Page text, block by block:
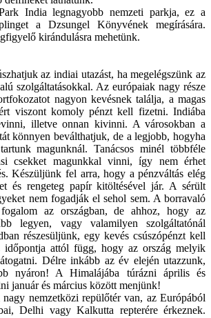
India legnagyobb nemzeti parkja, ez a
a Dzsungel Könyvének megírására.
kirándulásra mehetünk.
az indiai utazást, ha megelégszünk az
szolgáltatásokkal. Az európaiak nagy része
nagyon kevésnek találja, a magas
viszont komoly pénzt kell fizetni. Indiába
illetve onnan kivinni. A városokban a
könnyen beválthatjuk, de a legjobb, hogyha
magunknál. Tanácsos minél többféle
csekket magunkkal vinni, így nem érhet
Készüljünk fel arra, hogy a pénzváltás elég
és rengeteg papír kitöltésével jár. A sérült
nem fogadják el sehol sem. A borravaló
fogalom az országban, de ahhoz, hogy az
legyen, vagy valamilyen szolgáltatónál
részesüljünk, egy kevés csúszópénzt kell
időpontja attól függ, hogy az ország melyik
Délre inkább az év elején utazzunk,
nyáron! A Himalájába túrázni április és
január és március között menjünk!
nemzetközi repülőtér van, az Európából
Delhi vagy Kalkutta repterére érkeznek.